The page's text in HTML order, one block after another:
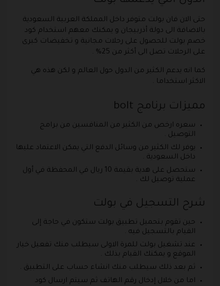
حتى الان فان بولت متوفر داخل المملكة العربية السعودية
بالاضافة الى دولة أذربيجان و يمكنك معهم استخدام كود
خصم بولت للحصول على رحلات مجانية و تخفيضات كبرى
على الرحلات تصل الى أكثر من 25% .
كما انه يدعم الكثير من الدول حول العالم و لكن هذه هي
الاكثر استخداما .
مميزات برنامج bolt
سعره ارخص من الكثير من المنافسين من برامج
التوصيل .
يوفر لك الكثير من وسائل الدفع التي يمكن الاعتماد عليها
داخل السعودية .
ستحصل على هدية بقيمة 10 ريال في المحفظة في أول
عملية توصيل لك .
شرح التسجيل في بولت
حين تقوم بتحميل تطبيق بولت ستكون في حاجة إلى
القيام بالتسجيل فيه .
عند تشغيل بولت للمرة الاولى سيطلب منك تفعيل خيار
الموقع و يمكنك القيام بذلك .
ثم بعد ذلك سيطلب منك انشاء حساب على التطبيق .
اما من خلال إدخال رقم الهاتف ثم سيتم ارسال كود